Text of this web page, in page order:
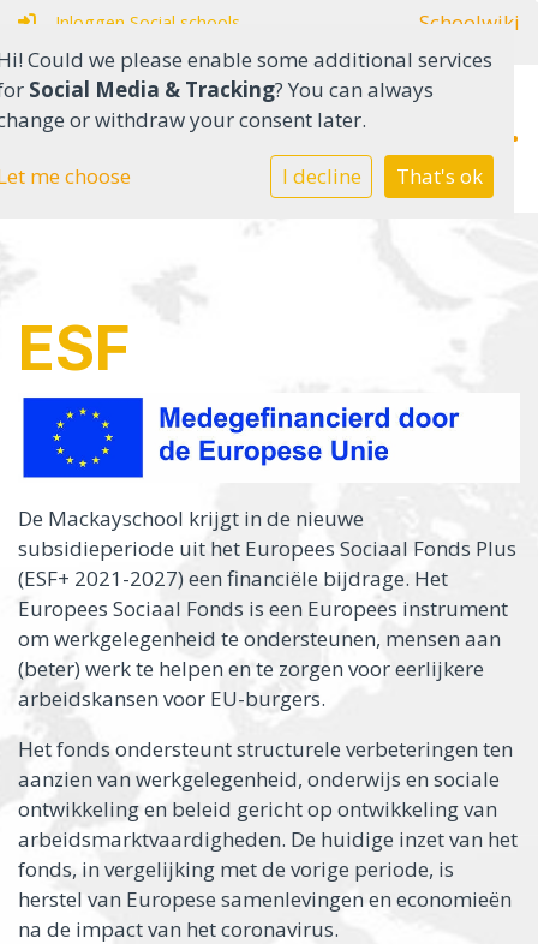
Inloggen Social schools Schoolwiki
Home
Onderwijs in het VSO
Onze school
Ouders
Contact
ESF
De Mackayschool krijgt in de nieuwe
subsidieperiode uit het Europees Sociaal Fonds Plus
(ESF+ 2021-2027) een financiële bijdrage. Het
Europees Sociaal Fonds is een Europees instrument
om werkgelegenheid te ondersteunen, mensen aan
(beter) werk te helpen en te zorgen voor eerlijkere
arbeidskansen voor EU-burgers.
Het fonds ondersteunt structurele verbeteringen ten
aanzien van werkgelegenheid, onderwijs en sociale
ontwikkeling en beleid gericht op ontwikkeling van
arbeidsmarktvaardigheden. De huidige inzet van het
fonds, in vergelijking met de vorige periode, is
herstel van Europese samenlevingen en economieën
na de impact van het coronavirus.
Could we please enable some additional services
Social Media & Tracking? You can always
or withdraw your consent later.
me choose I decline That's ok